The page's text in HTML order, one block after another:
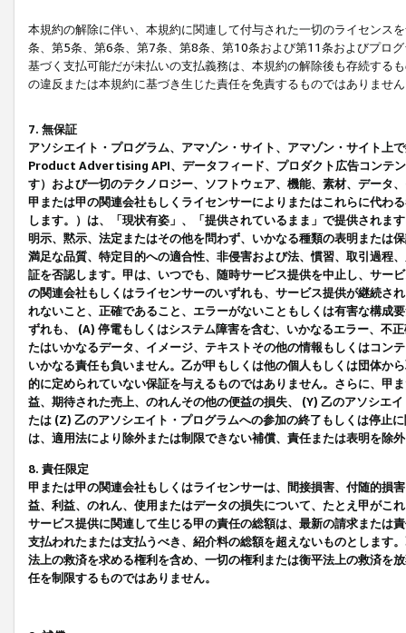
本規約の解除に伴い、本規約に関連して付与された一切のライセンス
条、第5条、第6条、第7条、第8条、第10条および第11条およびプロ
基づく支払可能だが未払いの支払義務は、本規約の解除後も存続する
の違反または本規約に基づき生じた責任を免責するものではありませ
7. 無保証
アソシエイト・プログラム、アマゾン・サイト、アマゾン・サイト上
Product Advertising API、データフィード、プロダクト広告コンテ
す）および一切のテクノロジー、ソフトウェア、機能、素材、データ
甲または甲の関連会社もしくライセンサーによりまたはこれらに代わ
します。）は、「現状有姿」、「提供されているまま」で提供されま
明示、黙示、法定またはその他を問わず、いかなる種類の表明または
満足な品質、特定目的への適合性、非侵害および法、慣習、取引過程
証を否認します。甲は、いつでも、随時サービス提供を中止し、サー
の関連会社もしくはライセンサーのいずれも、サービス提供が継続さ
れないこと、正確であること、エラーがないこともしくは有害な構成
ずれも、 (A) 停電もしくはシステム障害を含む、いかなるエラー、不
たはいかなるデータ、イメージ、テキストその他の情報もしくはコン
いかなる責任も負いません。乙が甲もしくは他の個人もしくは団体か
的に定められていない保証を与えるものではありません。さらに、甲
益、期待された売上、のれんその他の便益の損失、 (Y) 乙のアソシエ
たは (Z) 乙のアソシエイト・プログラムへの参加の終了もしくは停止
は、適用法により除外または制限できない補償、責任または表明を除
8. 責任限定
甲または甲の関連会社もしくはライセンサーは、間接損害、付随的損
益、利益、のれん、使用またはデータの損失について、たとえ甲がこ
サービス提供に関連して生じる甲の責任の総額は、最新の請求または
支払われたまたは支払うべき、紹介料の総額を超えないものとします
法上の救済を求める権利を含め、一切の権利または衡平法上の救済を
任を制限するものではありません。